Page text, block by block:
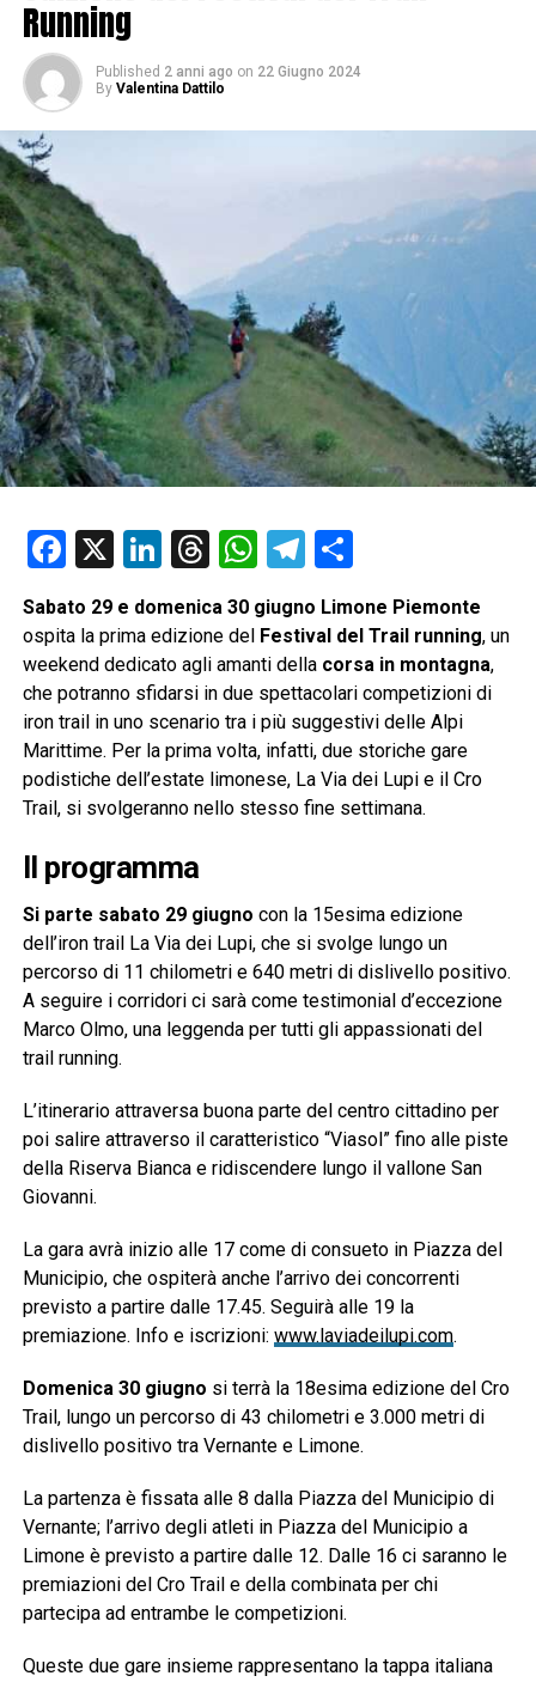
Running
Published 2 anni ago on 22 Giugno 2024
By Valentina Dattilo
Facebook
X LinkedIn
Threads
WhatsApp
Telegram
Sabato 29 e domenica 30 giugno Limone Piemonte
ospita la prima edizione del Festival del Trail running, un
weekend dedicato agli amanti dellacorsa in montagna,
che potranno sfidarsi in due spettacolari competizioni di
iron trail in uno scenario tra i più suggestivi delle Alpi
Marittime. Per la prima volta, infatti, due storiche gare
podistiche dell’estate limonese, La Via dei Lupi e il Cro
Trail, si svolgeranno nello stesso fine settimana.
Il programma
Si parte sabato 29 giugno con la 15esima edizione
dell’iron trail La Via dei Lupi, che si svolge lungo un
percorso di 11 chilometri e 640 metri di dislivello positivo.
A seguire i corridori ci sarà come testimonial d’eccezione
Marco Olmo, una leggenda per tutti gli appassionati del
trail running.
L’itinerario attraversa buona parte del centro cittadino per
poi salire attraverso il caratteristico “Viasol” fino alle piste
della Riserva Bianca e ridiscendere lungo il vallone San
Giovanni.
La gara avrà inizio alle 17 come di consueto in Piazza del
Municipio, che ospiterà anche l’arrivo dei concorrenti
previsto a partire dalle 17.45. Seguirà alle 19 la
premiazione. Info e iscrizioni: www.laviadeilupi.com.
Domenica 30 giugno si terrà la 18esima edizione del Cro
Trail, lungo un percorso di 43 chilometri e 3.000 metri di
dislivello positivo tra Vernante e Limone.
La partenza è fissata alle 8 dalla Piazza del Municipio di
Vernante; l’arrivo degli atleti in Piazza del Municipio a
Limone è previsto a partire dalle 12. Dalle 16 ci saranno le
premiazioni del Cro Trail e della combinata per chi
partecipa ad entrambe le competizioni.
Queste due gare insieme rappresentano la tappa italiana